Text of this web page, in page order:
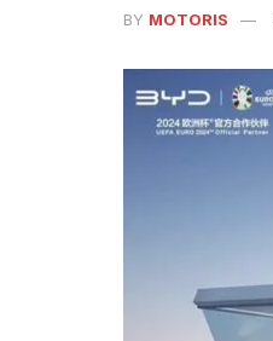
BY MOTORIS